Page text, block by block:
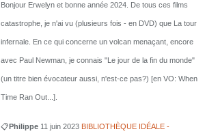
Bonjour Erwelyn et bonne année 2024. De tous ces films
catastrophe, je n'ai vu (plusieurs fois - en DVD) que La tour
infernale. En ce qui concerne un volcan menaçant, encore
avec Paul Newman, je connais "Le jour de la fin du monde"
(un titre bien évocateur aussi, n'est-ce pas?) [en VO: When
Time Ran Out...].
📋Philippe 11 juin 2023 BIBLIOTHÈQUE IDÉALE -